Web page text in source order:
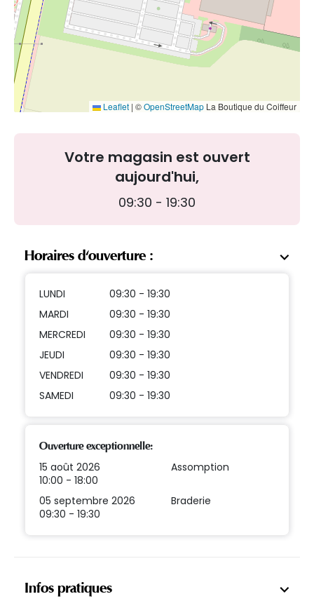
Leaflet | ©OpenStreetMap La Boutique du Coiffeur
Votre magasin est ouvert
aujourd'hui,
09:30 - 19:30
Horaires d'ouverture :
LUNDI
09:30 - 19:30
MARDI
09:30 - 19:30
MERCREDI
09:30 - 19:30
JEUDI
09:30 - 19:30
VENDREDI
09:30 - 19:30
SAMEDI
09:30 - 19:30
Ouverture exceptionnelle:
15 août 2026
10:00 - 18:00
Assomption
05 septembre 2026
09:30 - 19:30
Braderie
Infos pratiques